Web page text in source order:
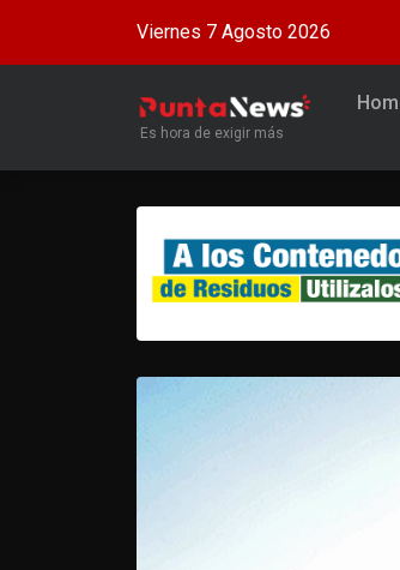
Viernes 7 Agosto 2026
Es hora de exigir más